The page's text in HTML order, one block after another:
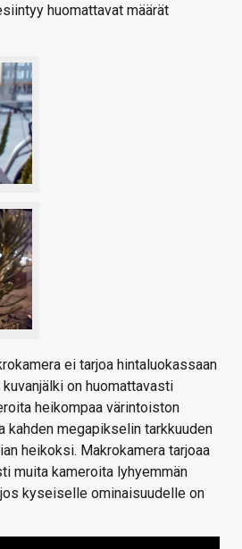
huomattavat määrät
ei tarjoa hintaluokassaan
on huomattavasti
heikompaa värintoiston
kahden megapikselin tarkkuuden
heikoksi. Makrokamera tarjoaa
muita kameroita lyhyemmän
kyseiselle ominaisuudelle on